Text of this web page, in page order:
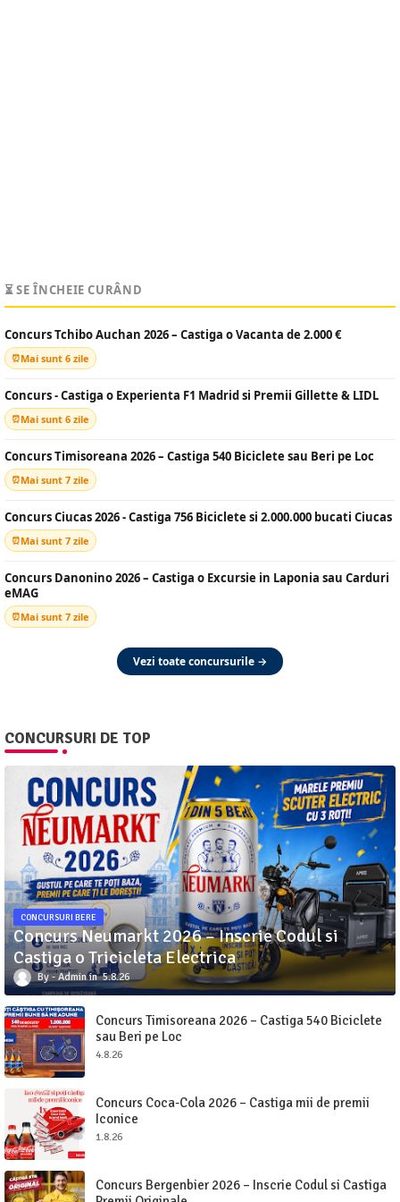
⏳ SE ÎNCHEIE CURÂND
Concurs Tchibo Auchan 2026 – Castiga o Vacanta de 2.000 €
Mai sunt 6 zile
Concurs - Castiga o Experienta F1 Madrid si Premii Gillette & LIDL
Mai sunt 6 zile
Concurs Timisoreana 2026 – Castiga 540 Biciclete sau Beri pe Loc
Mai sunt 7 zile
Concurs Ciucas 2026 - Castiga 756 Biciclete si 2.000.000 bucati Ciucas
Mai sunt 7 zile
Concurs Danonino 2026 – Castiga o Excursie in Laponia sau Carduri
eMAG
Mai sunt 7 zile
Vezi toate concursurile →
CONCURSURI DE TOP
CONCURSURI BERE
Concurs Neumarkt 2026 – Inscrie Codul si
Castiga o Tricicleta Electrica
Admin 5.8.26
Concurs Timisoreana 2026 – Castiga 540 Biciclete
sau Beri pe Loc
4.8.26
Concurs Coca-Cola 2026 – Castiga mii de premii
Iconice
1.8.26
Concurs Bergenbier 2026 – Inscrie Codul si Castiga